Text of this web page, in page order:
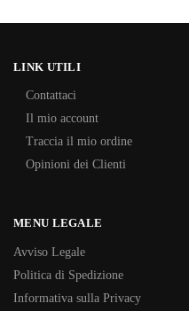
LINK UTILI
Contattaci
Il mio account
Traccia il mio ordine
Opinioni dei Clienti
MENU LEGALE
Avviso Legale
Politica di Spedizione
Informativa sulla Privacy